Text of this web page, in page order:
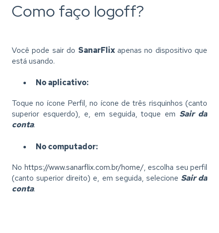
Como faço logoff?
Você pode sair do SanarFlixapenas no dispositivo que
está usando.
No aplicativo:
Toque no ícone Perfil, no ícone de três risquinhos (canto
superior esquerdo), e, em seguida, toque em Sair da
conta.
No computador:
No https://www.sanarflix.com.br/home/, escolha seu perfil
(canto superior direito) e, em seguida, selecione Sair da
conta.